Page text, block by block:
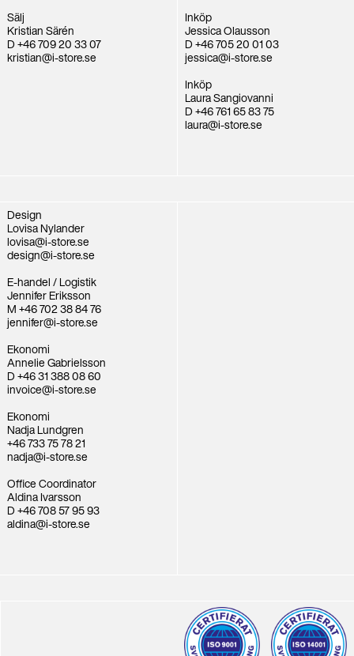
Sälj
Kristian Särén
D +46 709 20 33 07
kristian@i-store.se
Inköp
Jessica Olausson
D +46 705 20 01 03
jessica@i-store.se
Inköp
Laura Sangiovanni
D +46 761 65 83 75
laura@i-store.se
Design
Lovisa Nylander
lovisa@i-store.se
design@i-store.se
E-handel / Logistik
Jennifer Eriksson
M +46 702 38 84 76
jennifer@i-store.se
Ekonomi
Annelie Gabrielsson
D +46 31 388 08 60
invoice@i-store.se
Ekonomi
Nadja Lundgren
+46 733 75 78 21
nadja@i-store.se
Office Coordinator
Aldina Ivarsson
D +46 708 57 95 93
aldina@i-store.se